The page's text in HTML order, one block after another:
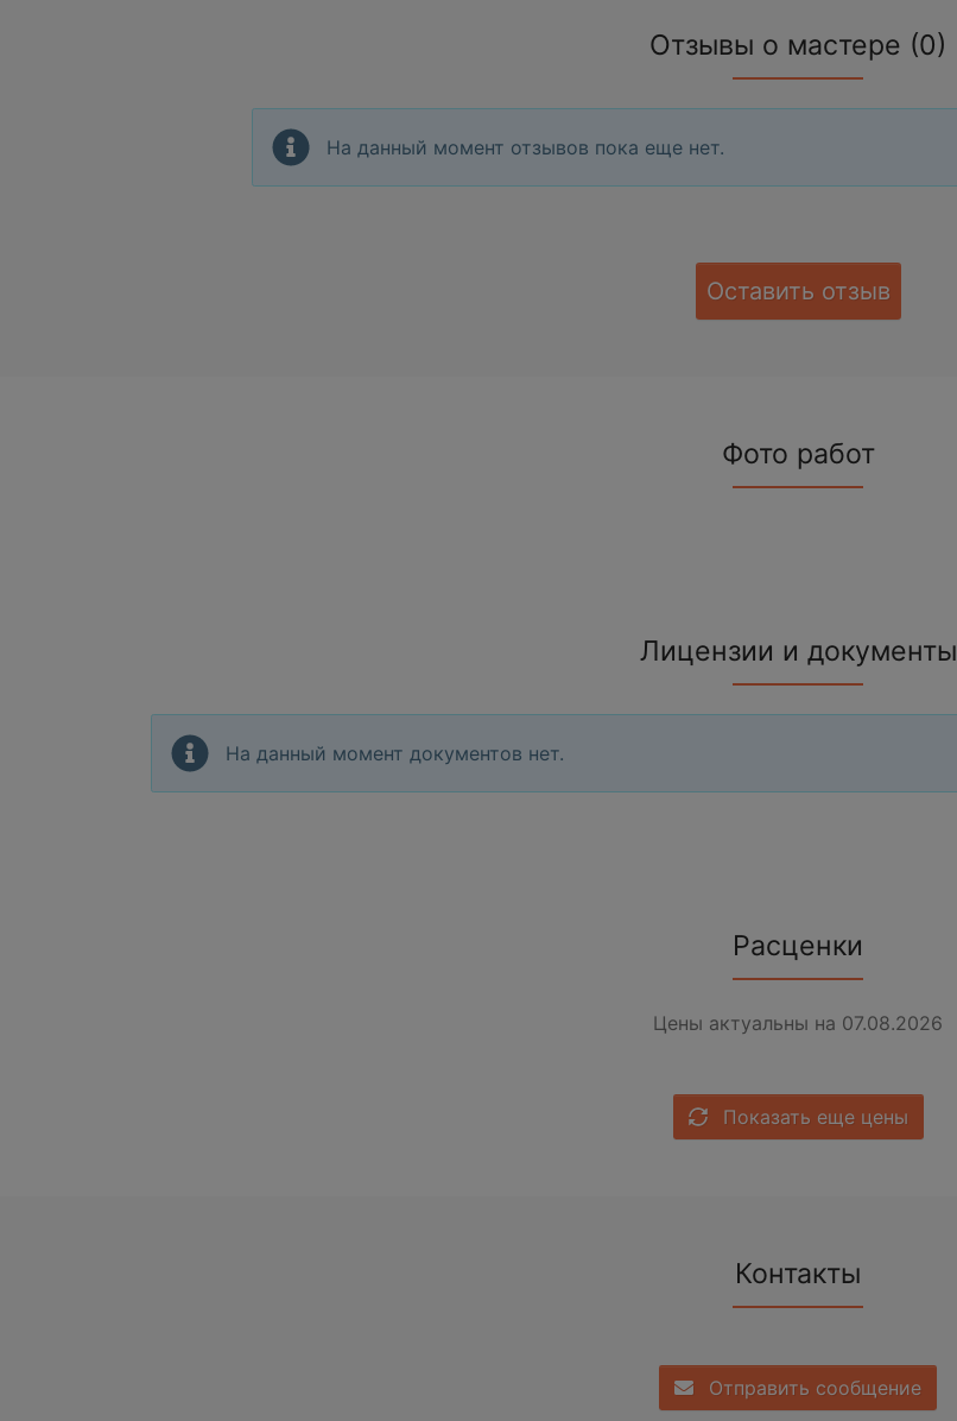
Отзывы о мастере (0)
На данный момент отзывов пока еще нет.
Оставить отзыв
Фото работ
Лицензии и документы
На данный момент документов нет.
Расценки
Цены актуальны на 07.08.2026
Показать еще цены
Контакты
Отправить сообщение